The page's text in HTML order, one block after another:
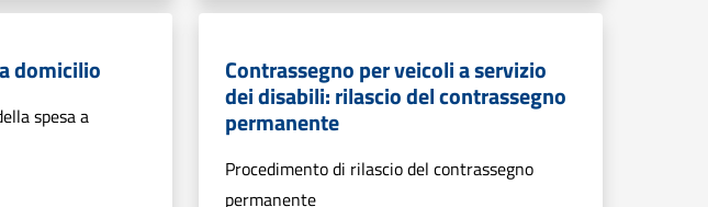
domicilio
spesa a
Contrassegno per veicoli a servizio
dei disabili: rilascio del contrassegno
permanente
Procedimento di rilascio del contrassegno
permanente